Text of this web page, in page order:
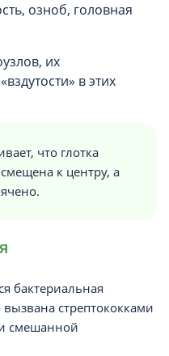
озноб, головная
их
в этих
что глотка
к центру, а
бактериальная
стрептококками
смешанной